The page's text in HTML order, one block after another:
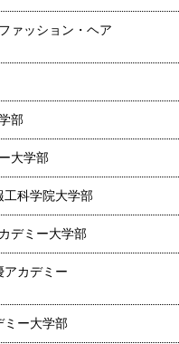
ァッション・ヘア
部
大学部
工科学院大学部
デミー大学部
アカデミー
ミー大学部